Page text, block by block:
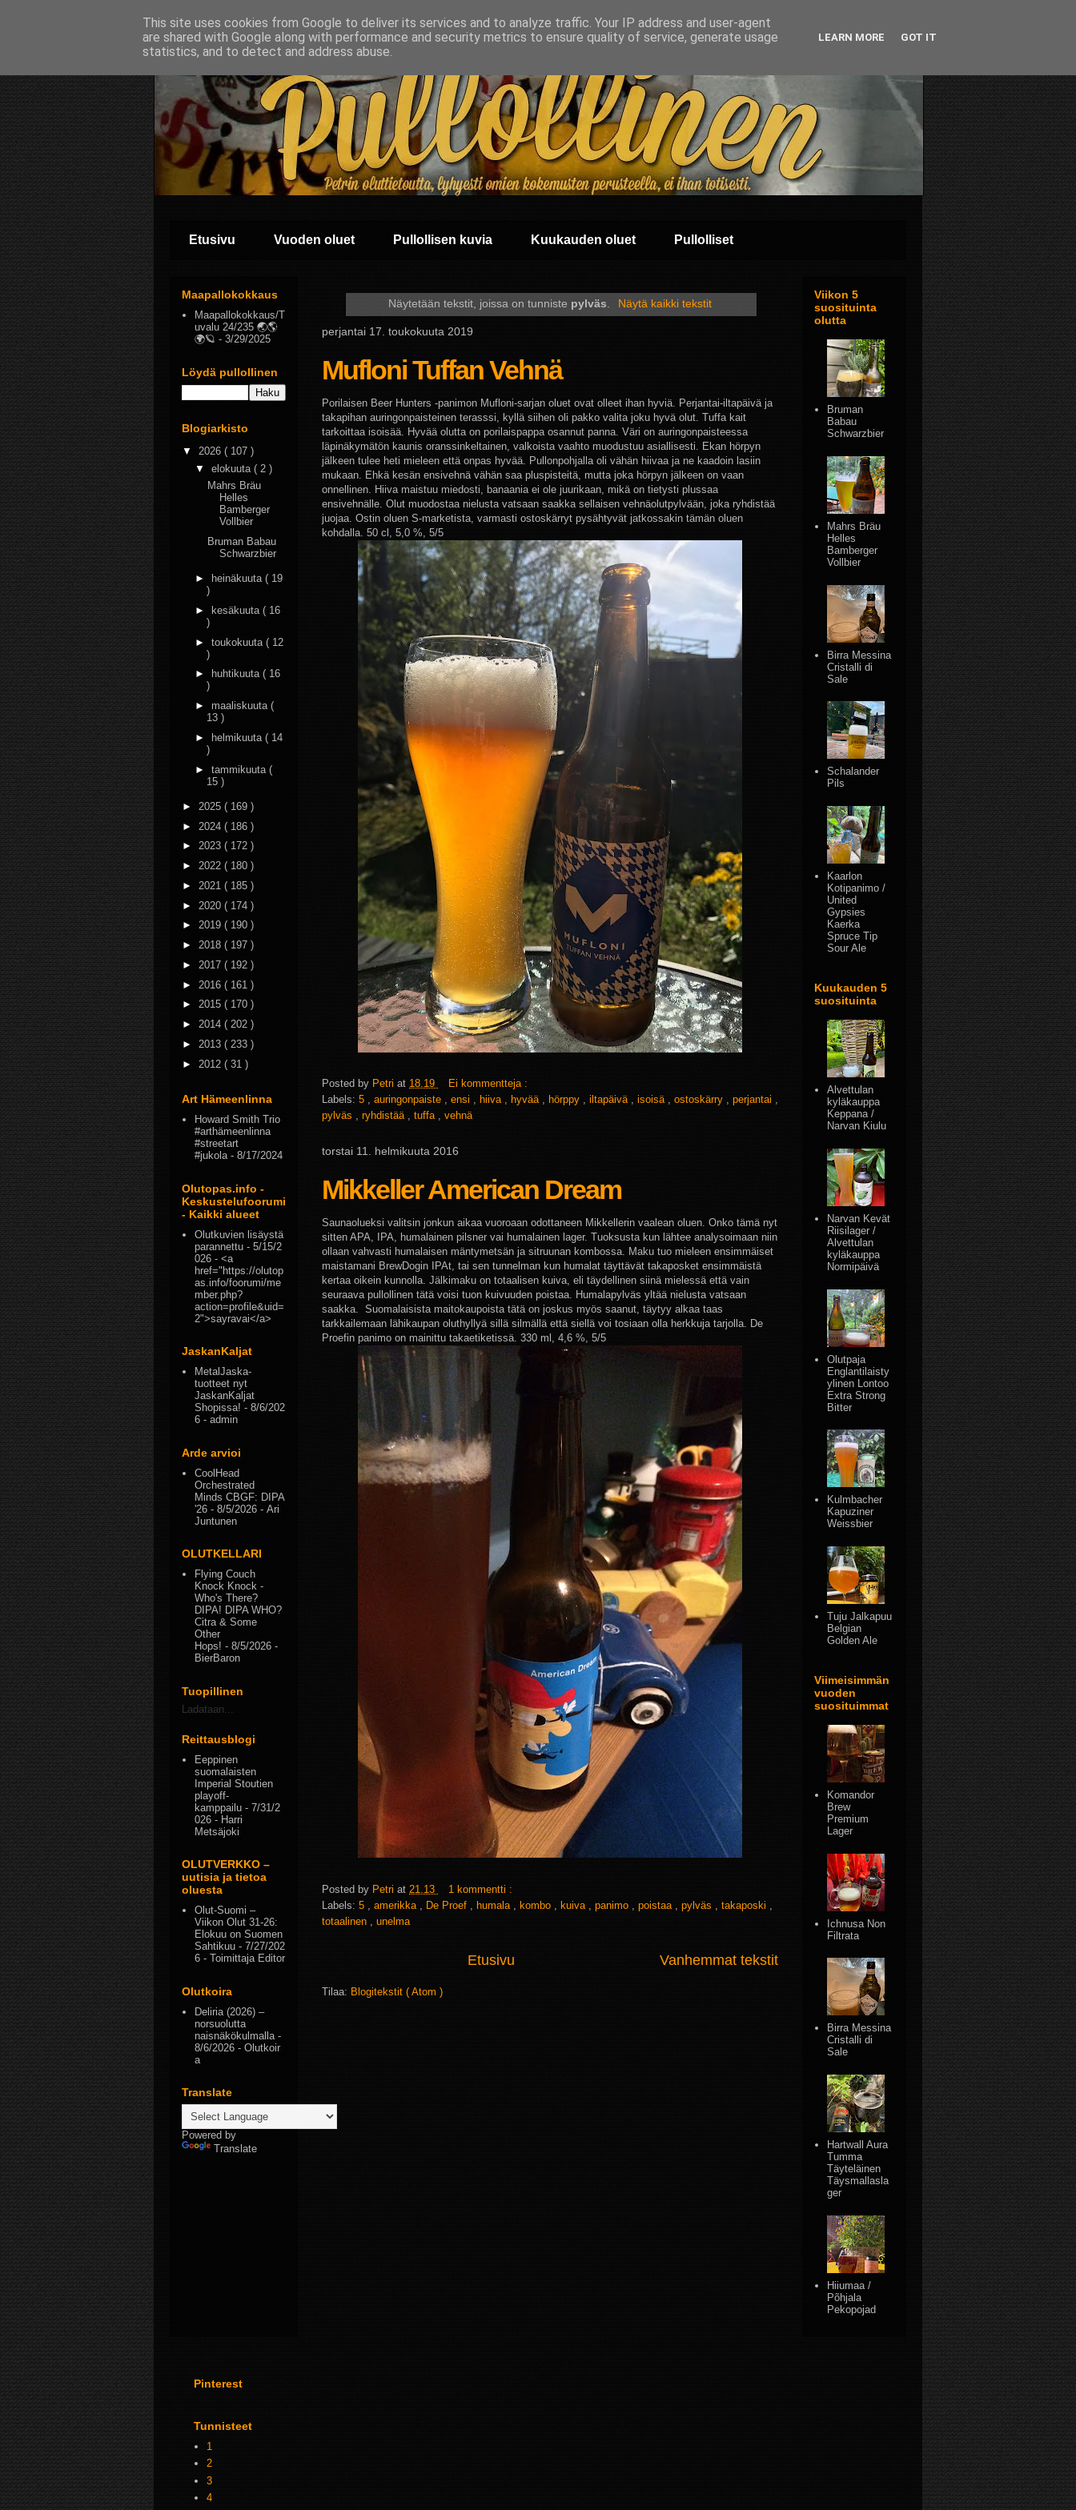
Etusivu Vuoden oluet Pullollisen kuvia Kuukauden oluet Pullolliset
Näytetään tekstit, joissa on tunniste pylväs. Näytä kaikki tekstit
perjantai 17. toukokuuta 2019
Mufloni Tuffan Vehnä
Porilaisen Beer Hunters -panimon Mufloni-sarjan oluet ovat olleet ihan hyviä. Perjantai-iltapäivä ja
takapihan auringonpaisteinen terasssi, kyllä siihen oli pakko valita joku hyvä olut. Tuffa kait
tarkoittaa isoisää. Hyvää olutta on porilaispappa osannut panna. Väri on auringonpaisteessa
läpinäkymätön kaunis oranssinkeltainen, valkoista vaahto muodustuu asiallisesti. Ekan hörpyn
jälkeen tulee heti mieleen että onpas hyvää. Pullonpohjalla oli vähän hiivaa ja ne kaadoin lasiin
mukaan. Ehkä kesän ensivehnä vähän saa pluspisteitä, mutta joka hörpyn jälkeen on vaan
onnellinen. Hiiva maistuu miedosti, banaania ei ole juurikaan, mikä on tietysti plussaa
ensivehnälle. Olut muodostaa nielusta vatsaan saakka sellaisen vehnäolutpylvään, joka ryhdistää
juojaa. Ostin oluen S-marketista, varmasti ostoskärryt pysähtyvät jatkossakin tämän oluen
kohdalla. 50 cl, 5,0 %, 5/5
Posted by Petri at 18.19
Ei kommentteja :
Labels: 5 , auringonpaiste , ensi , hiiva , hyvää , hörppy , iltapäivä , isoisä , ostoskärry , perjantai ,
pylväs , ryhdistää , tuffa , vehnä
torstai 11. helmikuuta 2016
Mikkeller American Dream
Saunaolueksi valitsin jonkun aikaa vuoroaan odottaneen Mikkellerin vaalean oluen. Onko tämä nyt
sitten APA, IPA, humalainen pilsner vai humalainen lager. Tuoksusta kun lähtee analysoimaan niin
ollaan vahvasti humalaisen mäntymetsän ja sitruunan kombossa. Maku tuo mieleen ensimmäiset
maistamani BrewDogin IPAt, tai sen tunnelman kun humalat täyttävät takaposket ensimmäistä
kertaa oikein kunnolla. Jälkimaku on totaalisen kuiva, eli täydellinen siinä mielessä että vain
seuraava pullollinen tätä voisi tuon kuivuuden poistaa. Humalapylväs yltää nielusta vatsaan
saakka. Suomalaisista maitokaupoista tätä on joskus myös saanut, täytyy alkaa taas
tarkkailemaan lähikaupan oluthyllyä sillä silmällä että siellä voi tosiaan olla herkkuja tarjolla. De
Proefin panimo on mainittu takaetiketissä. 330 ml, 4,6 %, 5/5
Posted by Petri at 21.13
1 kommentti :
Labels: 5 amerikka De Proef humala kombo kuiva panimo poistaa pylväs takaposki
totaalinen
unelma
Vanhemmat tekstit
Etusivu
Tilaa: Blogitekstit ( Atom )
Maapallokokkaus
Maapallokokkaus/T
uvalu 24/235 🌏🌎
🌍🪐 - 3/29/2025
Löydä pullollinen
Blogiarkisto
▼ 2026 ( 107 )
▼ elokuuta ( 2 )
Mahrs Bräu
Helles
Bamberger
Vollbier
Bruman Babau
Schwarzbier
► heinäkuuta ( 19
)
►
kesäkuuta ( 16
)
► toukokuuta ( 12
)
►
huhtikuuta ( 16
)
► maaliskuuta (
13 )
►
helmikuuta ( 14
)
► tammikuuta (
15 )
► 2025 ( 169 )
► 2024 ( 186 )
► 2023 ( 172 )
► 2022 ( 180 )
► 2021 ( 185 )
► 2020 ( 174 )
► 2019 ( 190 )
► 2018 ( 197 )
► 2017 ( 192 )
► 2016 ( 161 )
► 2015 ( 170 )
► 2014 ( 202 )
► 2013 ( 233 )
► 2012 ( 31 )
Art Hämeenlinna
Howard Smith Trio
#arthämeenlinna
#streetart
#jukola- 8/17/2024
Olutopas.info -
Keskustelufoorumi
- Kaikki alueet
Olutkuvien lisäystä
parannettu - 5/15/2
026 - <a
href="https://olutop
as.info/foorumi/me
mber.php?
action=profile&uid=
2">sayravai</a>
JaskanKaljat
MetalJaska-
tuotteet nyt
JaskanKaljat
Shopissa! - 8/6/202
6 - admin
Arde arvioi
CoolHead
Orchestrated
Minds CBGF: DIPA
'26 - 8/5/2026 - Ari
Juntunen
OLUTKELLARI
Flying Couch
Knock Knock -
Who's There?
DIPA! DIPA WHO?
Citra & Some
Other
Hops! - 8/5/2026 -
BierBaron
Tuopillinen
Ladataan...
Reittausblogi
Eeppinen
suomalaisten
Imperial Stoutien
playoff-
kamppailu - 7/31/2
026 - Harri
Metsäjoki
OLUTVERKKO –
uutisia ja tietoa
oluesta
Olut-Suomi –
Viikon Olut 31-26:
Elokuu on Suomen
Sahtikuu - 7/27/202
6 - Toimittaja Editor
Olutkoira
Deliria (2026) –
norsuolutta
naisnäkökulmalla -
8/6/2026 - Olutkoir
a
Translate
Powered by
Translate
Viikon 5
suosituinta
olutta
Bruman
Babau
Schwarzbier
Mahrs Bräu
Helles
Bamberger
Vollbier
Birra Messina
Cristalli di
Sale
Schalander
Pils
Kaarlon
Kotipanimo /
United
Gypsies
Kaerka
Spruce Tip
Sour Ale
Kuukauden 5
suosituinta
Alvettulan
kyläkauppa
Keppana /
Narvan Kiulu
Narvan Kevät
Riisilager /
Alvettulan
kyläkauppa
Normipäivä
Olutpaja
Englantilaisty
ylinen Lontoo
Extra Strong
Bitter
Kulmbacher
Kapuziner
Weissbier
Tuju Jalkapuu
Belgian
Golden Ale
Viimeisimmän
vuoden
suosituimmat
Komandor
Brew
Premium
Lager
Ichnusa Non
Filtrata
Birra Messina
Cristalli di
Sale
Hartwall Aura
Tumma
Täyteläinen
Täysmallasla
ger
Hiiumaa /
Põhjala
Pekopojad
Pinterest
Tunnisteet
1
2
3
4
This site uses cookies from Google to deliver its services and to analyze traffic. Your IP address and user-agent
are shared with Google along with performance and security metrics to ensure quality of service, generate usage
statistics, and to detect and address abuse.
LEARN MORE GOT IT